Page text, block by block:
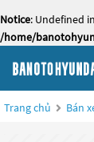
Notice: Undefined
/home/
Trang chủ Bán